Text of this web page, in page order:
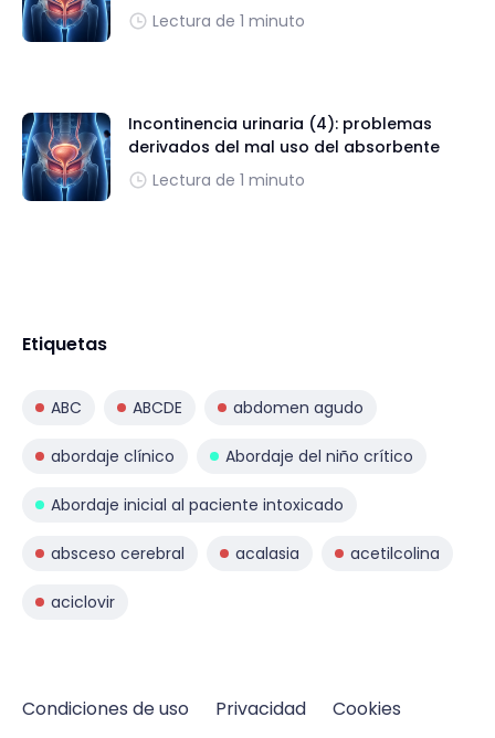
Lectura de 1 minuto
Incontinencia urinaria (4): problemas
derivados del mal uso del absorbente
Lectura de 1 minuto
Etiquetas
ABC ABCDE abdomen agudo
abordaje clínico Abordaje del niño crítico
Abordaje inicial al paciente intoxicado
absceso cerebral acalasia acetilcolina
aciclovir
Condiciones de uso Privacidad Cookies